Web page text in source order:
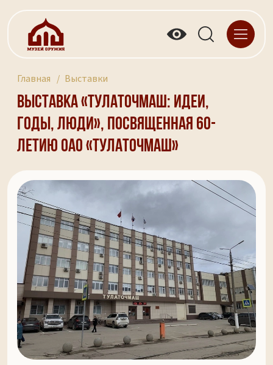
Главная Выставки
Выставка «Тулаточмаш: идеи,
годы, люди», посвященная 60-
летию ОАО «Тулаточмаш»